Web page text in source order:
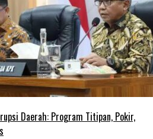
Daerah: Program Titipan, Pokir,